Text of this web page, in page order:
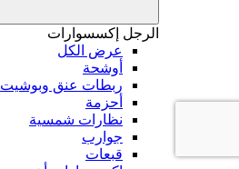
الرجل إكسسوارات
عرض الكل
أوشحة
ربطات عنق وبوشيت
أحزمة
نظارات شمسية
جوارب
قبعات